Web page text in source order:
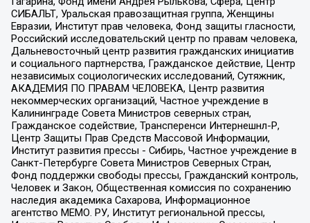
СИБАЛЬТ, Уральская правозащитная группа, Женщины
Евразии, Институт прав человека, Фонд защиты гласности,
Российский исследовательский центр по правам человека,
Дальневосточный центр развития гражданских инициатив
и социального партнерства, Гражданское действие, Центр
независимых социологических исследований, Сутяжник,
АКАДЕМИЯ ПО ПРАВАМ ЧЕЛОВЕКА, Центр развития
некоммерческих организаций, Частное учреждение в
Калининграде Совета Министров северных стран,
Гражданское содействие, Трансперенси Интернешнл-Р,
Центр Защиты Прав Средств Массовой Информации,
Институт развития прессы - Сибирь, Частное учреждение в
Санкт-Петербурге Совета Министров Северных Стран,
Фонд поддержки свободы прессы, Гражданский контроль,
Человек и Закон, Общественная комиссия по сохранению
наследия академика Сахарова, Информационное
агентство МЕМО. РУ, Институт региональной прессы,